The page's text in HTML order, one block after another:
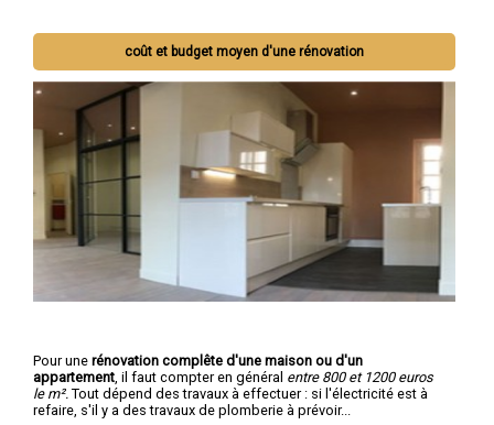
coût et budget moyen d'une rénovation
Pour une rénovation complête d'une maison ou d'un
appartement , il faut compter en général entre 800 et 1200 euros
le m². Tout dépend des travaux à effectuer : si l'électricité est à
refaire, s'il y a des travaux de plomberie à prévoir...